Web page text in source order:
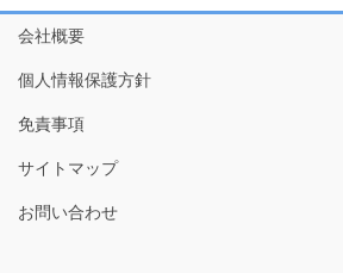
会社概要
個人情報保護方針
免責事項
サイトマップ
お問い合わせ